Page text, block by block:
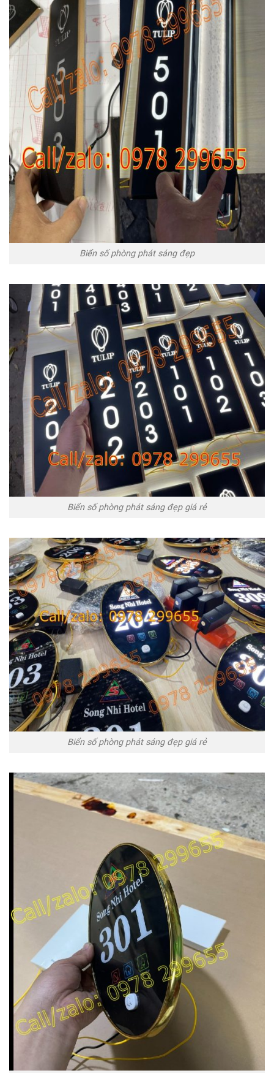
Biển số phòng phát sáng đẹp
Biển số phòng phát sáng đẹp giá rẻ
Biển số phòng phát sáng đẹp giá rẻ